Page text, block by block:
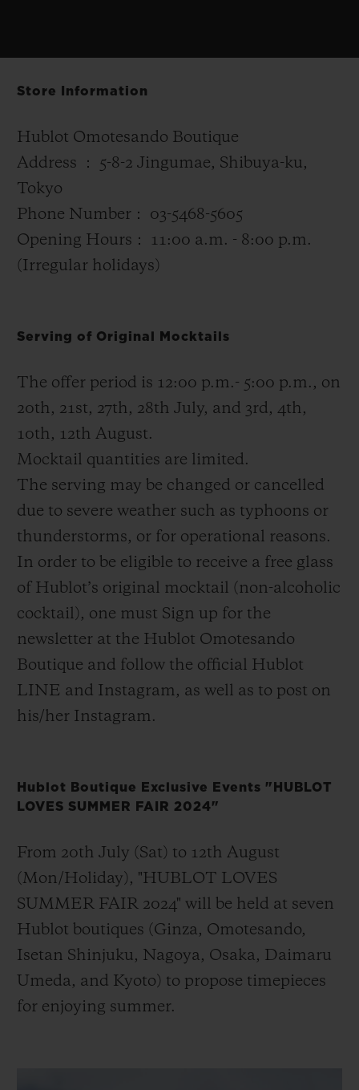
Store Information
Hublot Omotesando Boutique
Address ： 5-8-2 Jingumae, Shibuya-ku,
Tokyo
Phone Number： 03-5468-5605
Opening Hours： 11:00 a.m. - 8:00 p.m.
(Irregular holidays)
Serving of Original Mocktails
The offer period is 12:00 p.m.- 5:00 p.m., on
20th, 21st, 27th, 28th July, and 3rd, 4th,
10th, 12th August.
Mocktail quantities are limited.
The serving may be changed or cancelled
due to severe weather such as typhoons or
thunderstorms, or for operational reasons.
In order to be eligible to receive a free glass
of Hublot’s original mocktail (non-alcoholic
cocktail), one must Sign up for the
newsletter at the Hublot Omotesando
Boutique and follow the official Hublot
LINE and Instagram, as well as to post on
his/her Instagram.
Hublot Boutique Exclusive Events "HUBLOT
LOVES SUMMER FAIR 2024"
From 20th July (Sat) to 12th August
(Mon/Holiday), "HUBLOT LOVES
SUMMER FAIR 2024" will be held at seven
Hublot boutiques (Ginza, Omotesando,
Isetan Shinjuku, Nagoya, Osaka, Daimaru
Umeda, and Kyoto) to propose timepieces
for enjoying summer.